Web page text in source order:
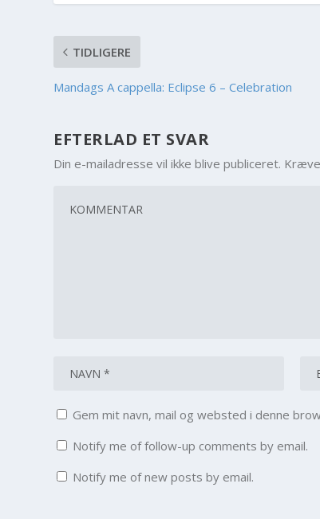
TIDLIGERE
Mandags A cappella: Eclipse 6 – Celebration
EFTERLAD ET SVAR
Din e-mailadresse vil ikke blive publiceret.
Gem mit navn, mail og websted i denne
Notify me of follow-up comments by email.
Notify me of new posts by email.